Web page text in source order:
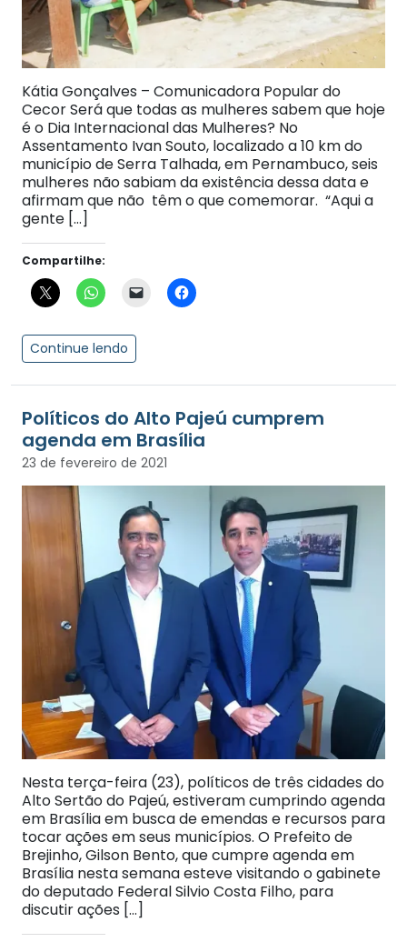
Kátia Gonçalves – Comunicadora Popular do
Cecor Será que todas as mulheres sabem que hoje
é o Dia Internacional das Mulheres? No
Assentamento Ivan Souto, localizado a 10 km do
município de Serra Talhada, em Pernambuco, seis
mulheres não sabiam da existência dessa data e
afirmam que não têm o que comemorar. “Aqui a
gente […]
Compartilhe:
Continue lendo
Políticos do Alto Pajeú cumprem
agenda em Brasília
23 de fevereiro de 2021
Nesta terça-feira (23), políticos de três cidades do
Alto Sertão do Pajeú, estiveram cumprindo agenda
em Brasília em busca de emendas e recursos para
tocar ações em seus municípios. O Prefeito de
Brejinho, Gilson Bento, que cumpre agenda em
Brasília nesta semana esteve visitando o gabinete
do deputado Federal Silvio Costa Filho, para
discutir ações […]